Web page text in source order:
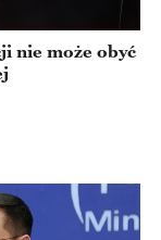
nie może obyć